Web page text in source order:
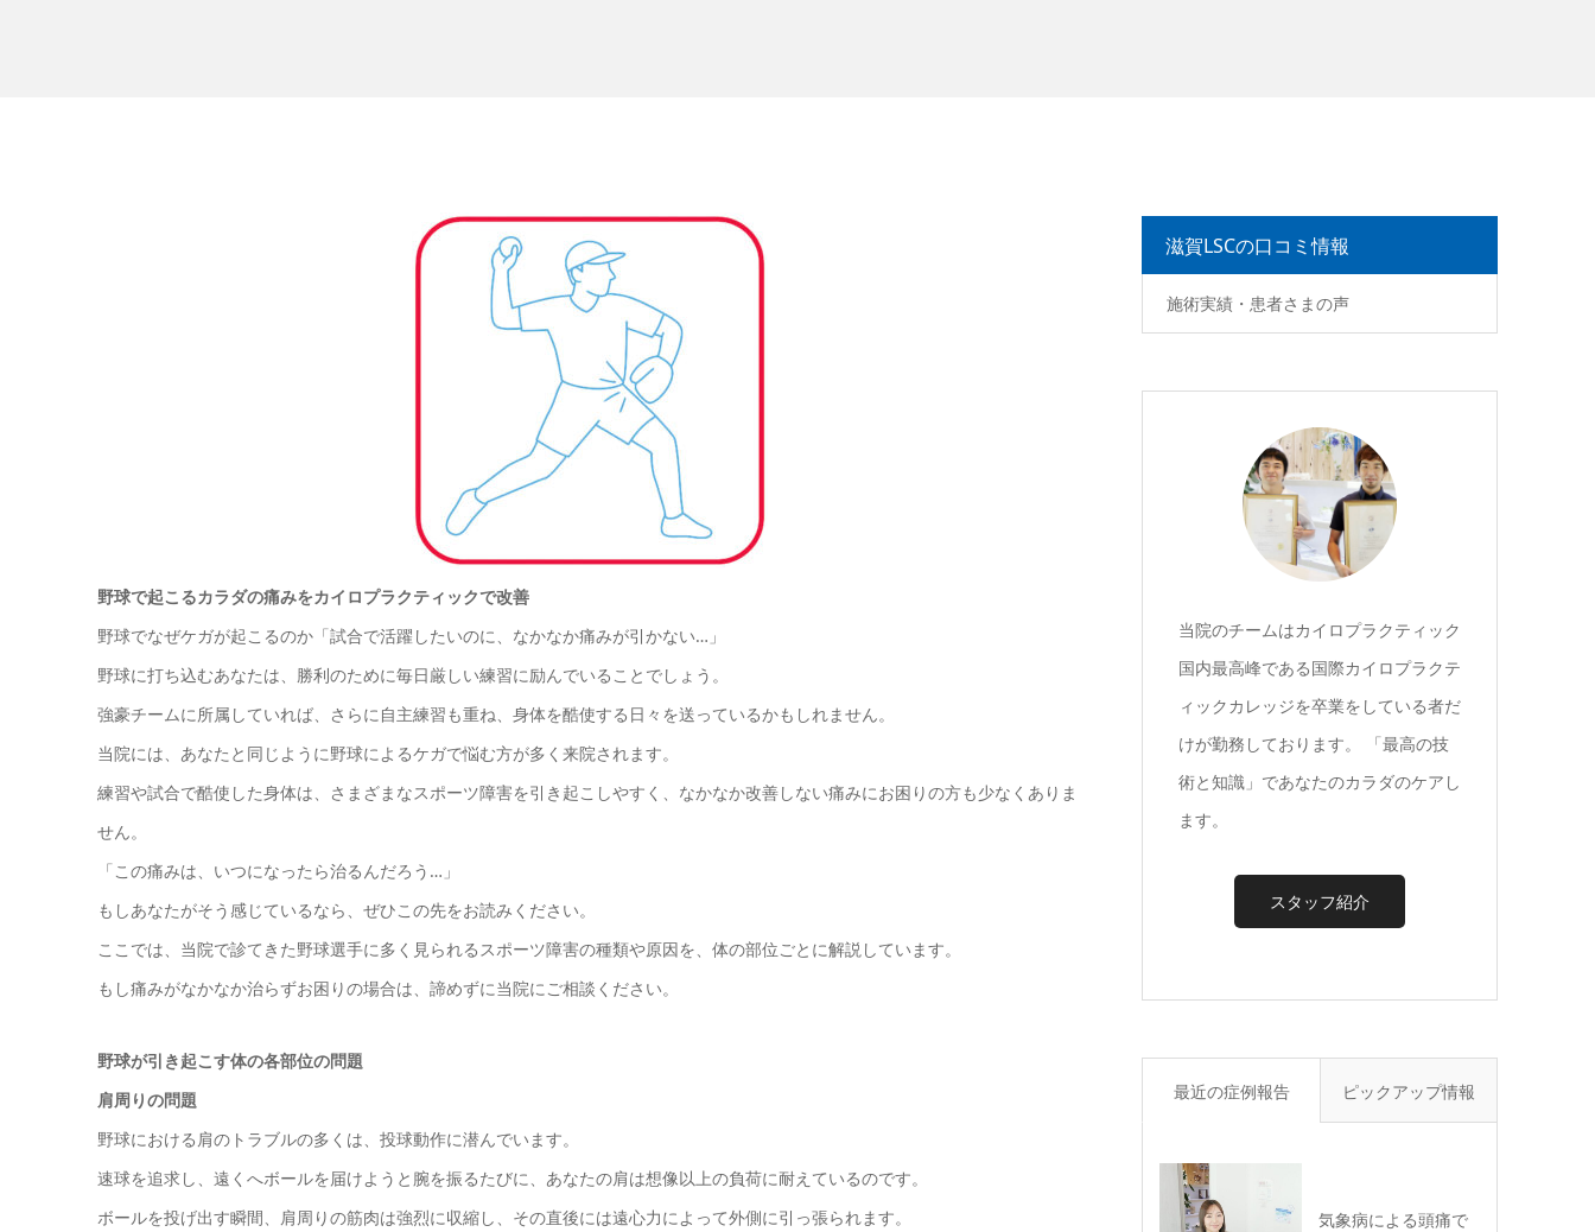
野球で起こるカラダの痛みをカイロプラクティックで改善
野球でなぜケガが起こるのか「試合で活躍したいのに、なかなか痛みが引かない…」
野球に打ち込むあなたは、勝利のために毎日厳しい練習に励んでいることでしょう。
強豪チームに所属していれば、さらに自主練習も重ね、身体を酷使する日々を送っているかもしれません。
当院には、あなたと同じように野球によるケガで悩む方が多く来院されます。
練習や試合で酷使した身体は、さまざまなスポーツ障害を引き起こしやすく、なかなか改善しない痛みにお困りの方も少なくありま
せん。
「この痛みは、いつになったら治るんだろう…」
もしあなたがそう感じているなら、ぜひこの先をお読みください。
ここでは、当院で診てきた野球選手に多く見られるスポーツ障害の種類や原因を、体の部位ごとに解説しています。
もし痛みがなかなか治らずお困りの場合は、諦めずに当院にご相談ください。
野球が引き起こす体の各部位の問題
肩周りの問題
野球における肩のトラブルの多くは、投球動作に潜んでいます。
速球を追求し、遠くへボールを届けようと腕を振るたびに、あなたの肩は想像以上の負荷に耐えているのです。
ボールを投げ出す瞬間、肩周りの筋肉は強烈に収縮し、その直後には遠心力によって外側に引っ張られます。
滋賀LSCの口コミ情報
施術実績・患者さまの声
当院のチームはカイロプラクティック
国内最高峰である国際カイロプラクテ
ィックカレッジを卒業をしている者だ
けが勤務しております。 「最高の技
術と知識」であなたのカラダのケアし
ます。
スタッフ紹介
最近の症例報告 ピックアップ情報
気象病による頭痛で